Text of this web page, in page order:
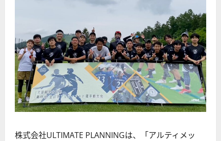
株式会社ULTIMATE PLANNINGは、「アルティメッ